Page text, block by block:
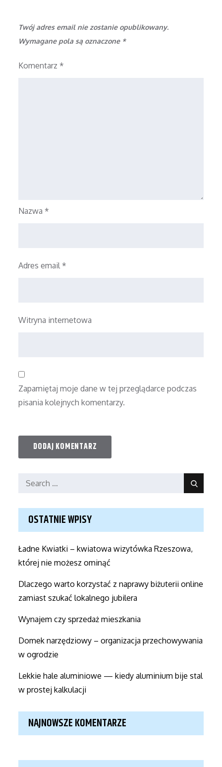
Twój adres email nie zostanie opublikowany.
Wymagane pola są oznaczone *
Komentarz *
Nazwa *
Adres email *
Witryna internetowa
Zapamiętaj moje dane w tej przeglądarce podczas
pisania kolejnych komentarzy.
Search
Search
OSTATNIE WPISY
Ładne Kwiatki – kwiatowa wizytówka Rzeszowa,
której nie możesz ominąć
Dlaczego warto korzystać z naprawy biżuterii online
zamiast szukać lokalnego jubilera
Wynajem czy sprzedaż mieszkania
Domek narzędziowy – organizacja przechowywania
w ogrodzie
Lekkie hale aluminiowe — kiedy aluminium bije stal
w prostej kalkulacji
NAJNOWSZE KOMENTARZE